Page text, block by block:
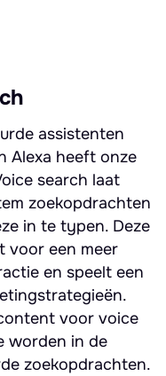
assistenten
Alexa heeft onze
search laat
zoekopdrachten
in te typen. Deze
voor een meer
en speelt een
voor voice
worden in de
zoekopdrachten.